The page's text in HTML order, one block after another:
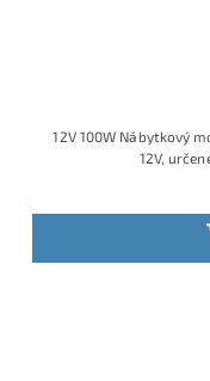
12V 100W Nábytkový
12V,